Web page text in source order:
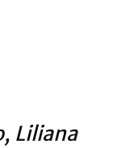
Liliana